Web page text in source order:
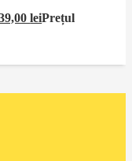
leiPrețul